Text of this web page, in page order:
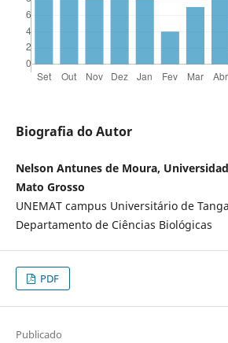
Biografia do Autor
Nelson Antunes de Moura,
Mato Grosso
UNEMAT campus Universitário de
Departamento de Ciências Biológicas
PDF
Publicado